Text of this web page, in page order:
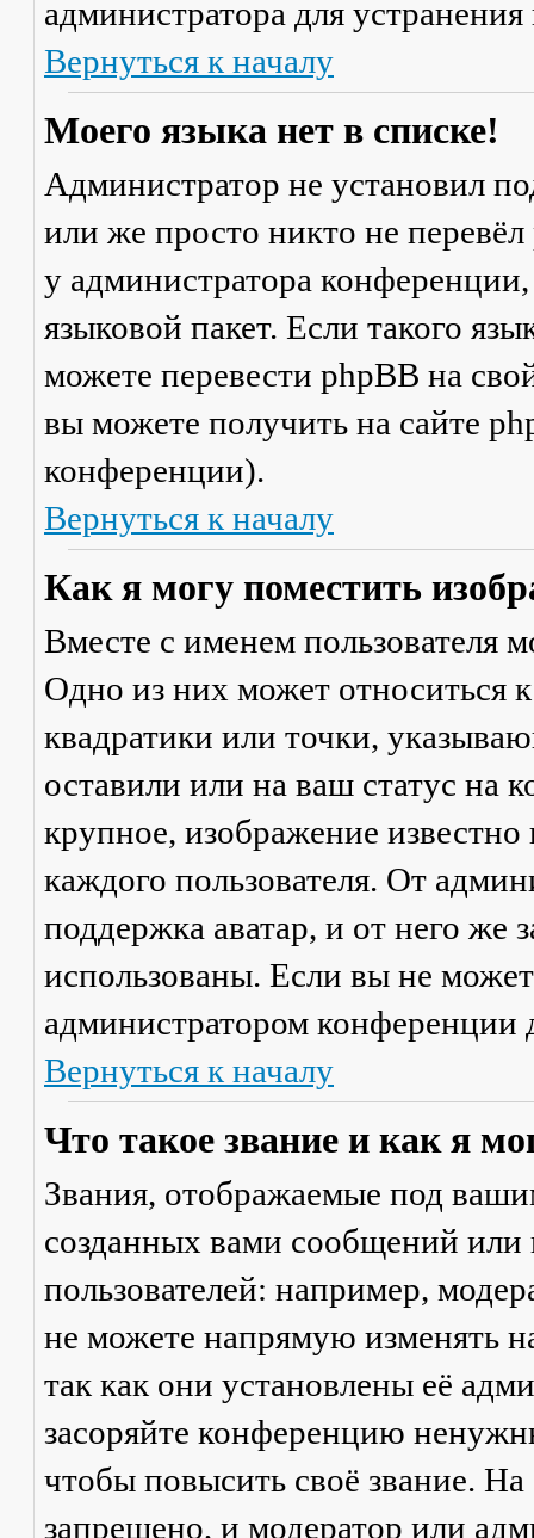
администратора для
Вернуться к началу
Моего языка нет в списке!
Администратор не установил
или же просто никто не
у администратора
языковой пакет. Если такого
можете перевести phpBB на
вы можете получить на сайте
конференции).
Вернуться к началу
Как я могу поместить
Вместе с именем пользователя
Одно из них может относиться
квадратики или точки,
оставили или на ваш статус на
крупное, изображение
каждого пользователя. От
поддержка аватар, и от него же
использованы. Если вы не
администратором конференции
Вернуться к началу
Что такое звание и как я
Звания, отображаемые под
созданных вами сообщений
пользователей: например,
не можете напрямую изменять
так как они установлены её
засоряйте конференцию
чтобы повысить своё звание.
запрещено, и модератор или